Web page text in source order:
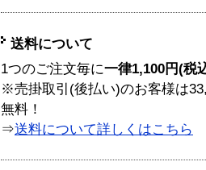
送料について
1つのご注文毎に一律1,100円(税
※売掛取引(後払い)のお客様は
無料！
⇒送料について詳しくはこちら